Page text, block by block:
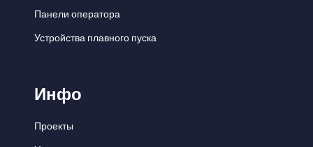
Панели оператора
Устройства плавного пуска
Инфо
Проекты